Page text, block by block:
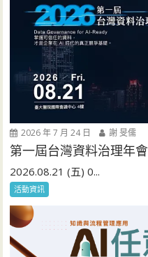
2026 年 7 月 24 日 謝 旻儒
第一屆台灣資料治理年會
2026.08.21 (五) 0...
活動資訊